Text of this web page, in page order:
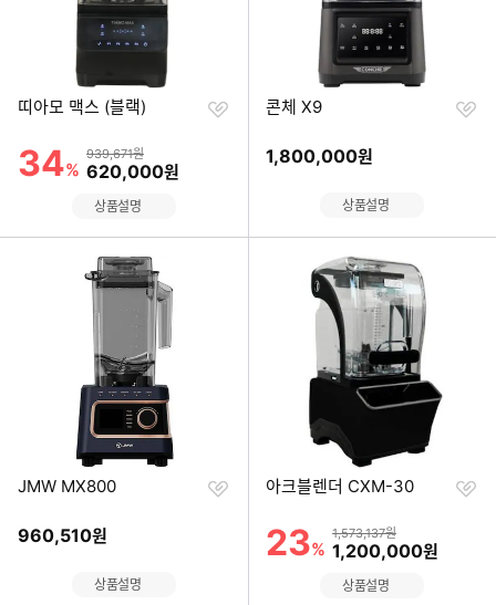
띠아모 맥스 (블랙)
할인률
34%
상품금액
939,671원
할인금액
620,000원
찜
상품설명
콘체 X9
1,800,000원
찜
상품설명
JMW MX800
960,510원
찜
상품설명
아크블렌더 CXM-30
할인률
23%
상품금액
1,573,137원
할인금액
1,200,000원
찜
상품설명